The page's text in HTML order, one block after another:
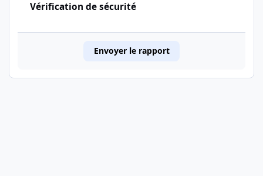
Vérification de sécurité
Envoyer le rapport